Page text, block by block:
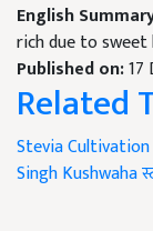
English
rich due to
Published on:17
Related
Stevia Cultivation
Singh Kushwaha